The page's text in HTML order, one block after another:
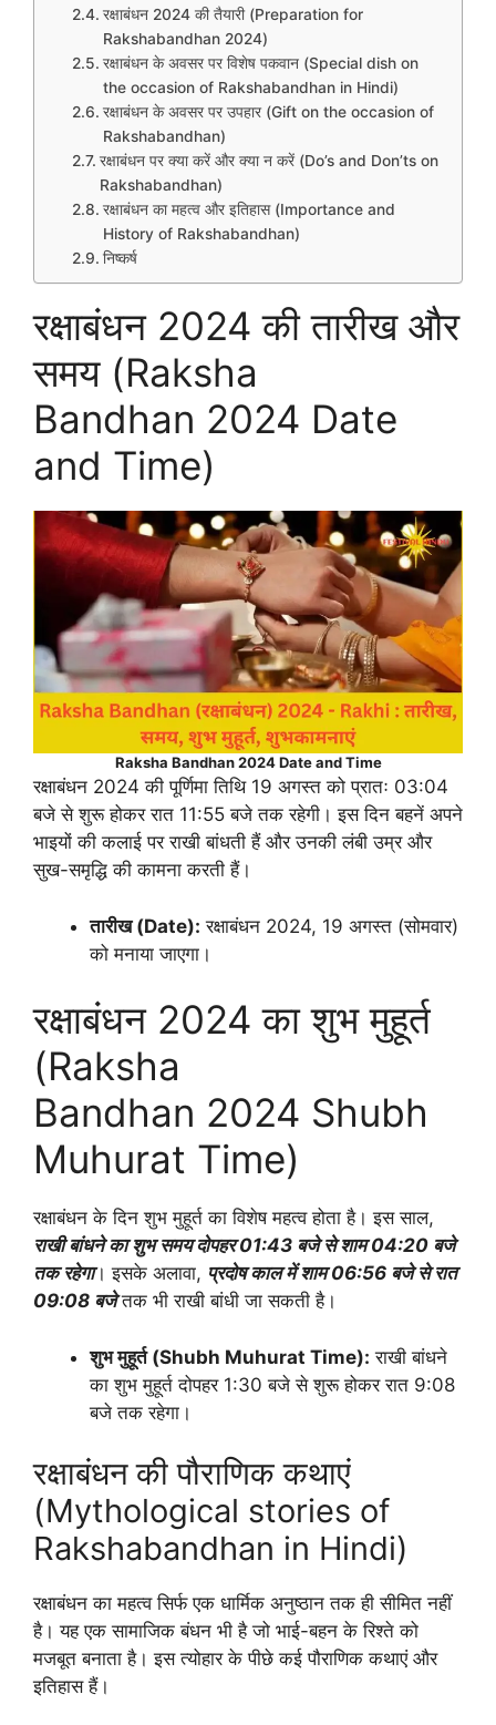
रक्षाबंधन 2024 की तैयारी (Preparation for
Rakshabandhan 2024)
रक्षाबंधन के अवसर पर विशेष पकवान (Special dish on
the occasion of Rakshabandhan in Hindi)
रक्षाबंधन के अवसर पर उपहार (Gift on the occasion of
Rakshabandhan)
रक्षाबंधन पर क्या करें और क्या न करें (Do’s and Don’ts on
Rakshabandhan)
रक्षाबंधन का महत्व और इतिहास (Importance and
History of Rakshabandhan)
निष्कर्ष
रक्षाबंधन 2024 की तारीख और
समय (Raksha
Bandhan 2024 Date
and Time)
Raksha Bandhan 2024 Date and Time
रक्षाबंधन 2024 की पूर्णिमा तिथि 19 अगस्त को प्रातः 03:04
बजे से शुरू होकर रात 11:55 बजे तक रहेगी। इस दिन बहनें अपने
भाइयों की कलाई पर राखी बांधती हैं और उनकी लंबी उम्र और
सुख-समृद्धि की कामना करती हैं।
तारीख (Date): रक्षाबंधन 2024, 19 अगस्त (सोमवार)
को मनाया जाएगा।
रक्षाबंधन 2024 का शुभ मुहूर्त
(Raksha
Bandhan 2024 Shubh
Muhurat Time)
रक्षाबंधन के दिन शुभ मुहूर्त का विशेष महत्व होता है। इस साल,
राखी बांधने का शुभ समय दोपहर 01:43 बजे से शाम 04:20 बजे
तक रहेगा। इसके अलावा, प्रदोष काल में शाम 06:56 बजे से रात
09:08 बजेतक भी राखी बांधी जा सकती है।
शुभ मुहूर्त (Shubh Muhurat Time): राखी बांधने
का शुभ मुहूर्त दोपहर 1:30 बजे से शुरू होकर रात 9:08
बजे तक रहेगा।
रक्षाबंधन की पौराणिक कथाएं
(Mythological stories of
Rakshabandhan in Hindi)
रक्षाबंधन का महत्व सिर्फ एक धार्मिक अनुष्ठान तक ही सीमित नहीं
है। यह एक सामाजिक बंधन भी है जो भाई-बहन के रिश्ते को
मजबूत बनाता है। इस त्योहार के पीछे कई पौराणिक कथाएं और
इतिहास हैं।